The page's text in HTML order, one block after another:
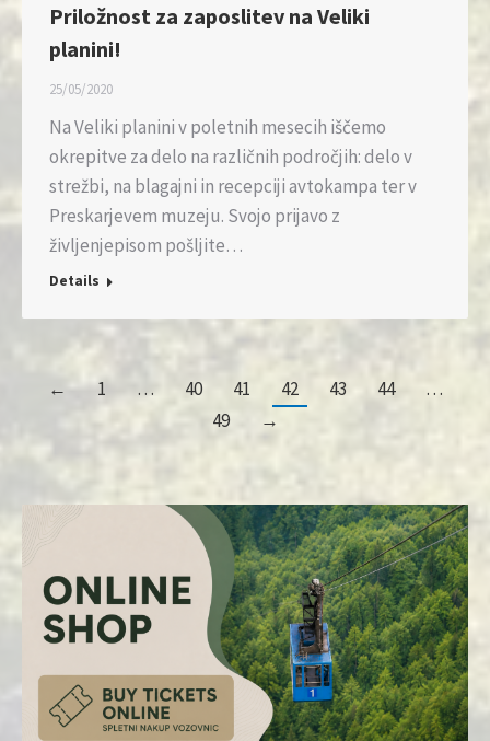
Priložnost za zaposlitev na Veliki
planini!
25/05/2020
Na Veliki planini v poletnih mesecih iščemo
okrepitve za delo na različnih področjih: delo v
strežbi, na blagajni in recepciji avtokampa ter v
Preskarjevem muzeju. Svojo prijavo z
življenjepisom pošljite…
Details
← 1 … 40 41 42 43 44
…
49
→